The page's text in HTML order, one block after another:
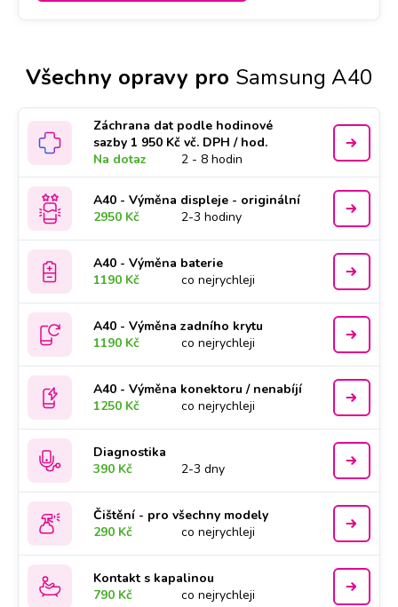
Všechny opravy pro Samsung A40
Záchrana dat podle hodinové
sazby 1 950 Kč vč. DPH / hod.
Na dotaz
2 - 8 hodin
A40 - Výměna displeje - originální
2950 Kč
2-3 hodiny
A40 - Výměna baterie
1190 Kč
co nejrychleji
A40 - Výměna zadního krytu
1190 Kč
co nejrychleji
A40 - Výměna konektoru / nenabíjí
1250 Kč
co nejrychleji
Diagnostika
390 Kč
2-3 dny
Čištění - pro všechny modely
290 Kč
co nejrychleji
Kontakt s kapalinou
790 Kč
co nejrychleji